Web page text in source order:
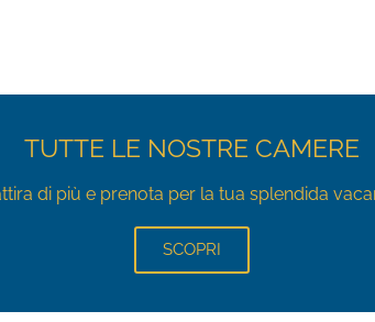
TUTTE LE NOSTRE CAMERE
di più e prenota per la tua splendida
SCOPRI